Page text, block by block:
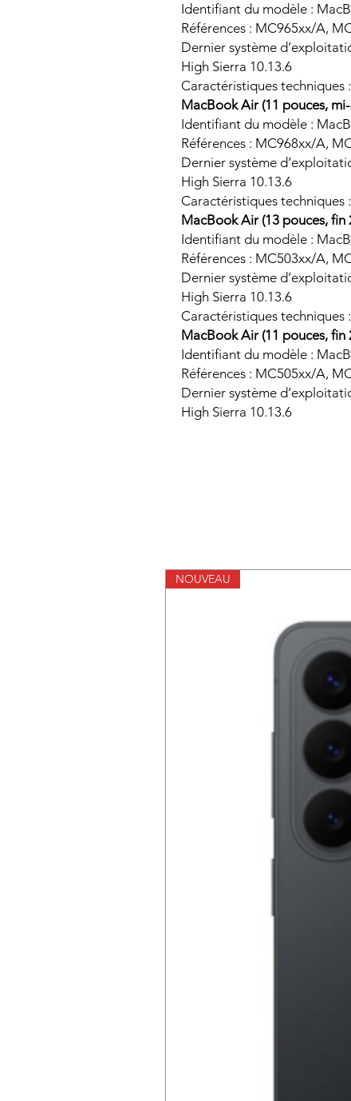
Identifiant du modèle :
Références : MC965xx/A,
Dernier système
High Sierra 10.13.6
Caractéristiques techniques
MacBook Air (11 pouces,
Identifiant du modèle :
Références : MC968xx/A,
Dernier système
High Sierra 10.13.6
Caractéristiques techniques
MacBook Air (13 pouces, fin
Identifiant du modèle :
Références : MC503xx/A,
Dernier système
High Sierra 10.13.6
Caractéristiques techniques
MacBook Air (11 pouces, fin
Identifiant du modèle :
Références : MC505xx/A,
Dernier système
High Sierra 10.13.6
NOUVEAU